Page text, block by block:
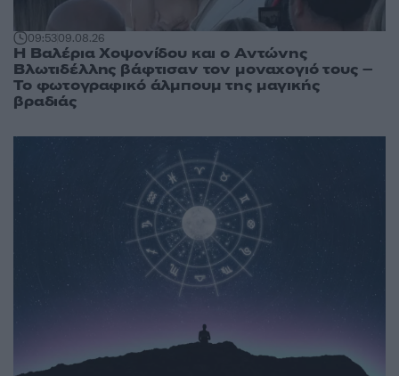
09:5309.08.26
Η Βαλέρια Χοψονίδου και ο Αντώνης
Βλωτιδέλλης βάφτισαν τον μοναχογιό τους –
Το φωτογραφικό άλμπουμ της μαγικής
βραδιάς